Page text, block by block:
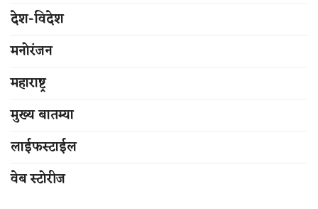
देश-विदेश
मनोरंजन
महाराष्ट्र
मुख्य बातम्या
लाईफस्टाईल
वेब स्टोरीज